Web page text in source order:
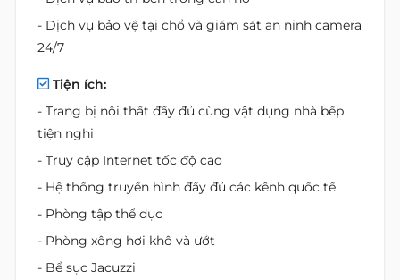
- Dịch vụ bảo vệ tại chổ và giám sát an ninh camera
24/7
Tiện ích:
- Trang bị nội thất đầy đủ cùng vật dụng nhà bếp
tiện nghi
- Truy cập Internet tốc độ cao
- Hệ thống truyền hình đầy đủ các kênh quốc tế
- Phòng tập thể dục
- Phòng xông hơi khô và ướt
- Bể sục Jacuzzi